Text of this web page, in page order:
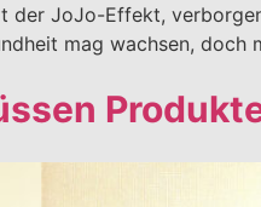
der JoJo-Effekt,
mag wachsen,